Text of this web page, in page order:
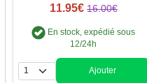
11.95€ 16.00€
En stock, expédié sous
12/24h
Quantité
Ajouter